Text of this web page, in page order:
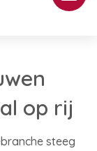
op rij
steeg